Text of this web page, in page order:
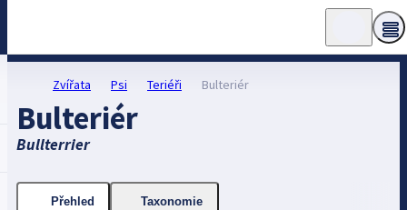
Zvířata Psi Teriéři Bulteriér
Bulteriér
Bullterrier
Přehled Taxonomie